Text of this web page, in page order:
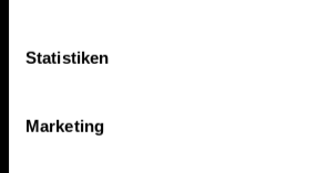
Statistiken
Marketing
TANA-Ersatzteile